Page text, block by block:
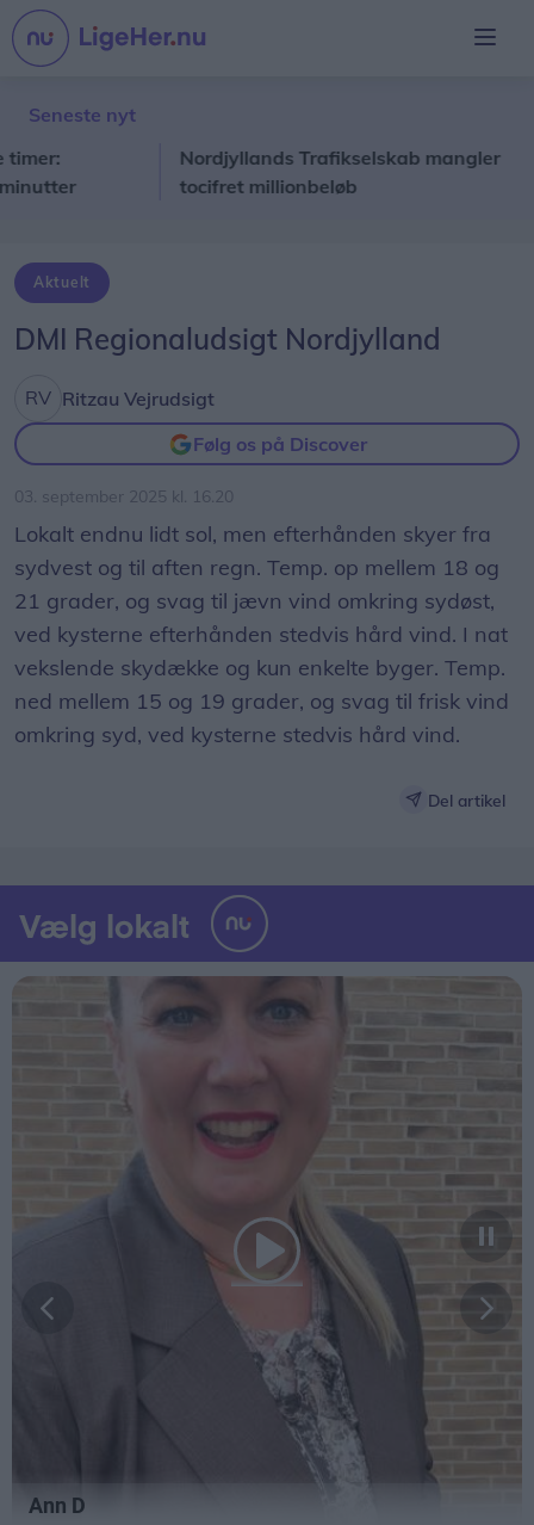
Seneste nyt
Nordjyllands Trafikselskab mangler
tocifret millionbeløb
Aktuelt
DMI Regionaludsigt Nordjylland
Ritzau Vejrudsigt
Følg os på Discover
03. september 2025 kl. 16.20
Lokalt endnu lidt sol, men efterhånden skyer fra
sydvest og til aften regn. Temp. op mellem 18 og
21 grader, og svag til jævn vind omkring sydøst,
ved kysterne efterhånden stedvis hård vind. I nat
vekslende skydække og kun enkelte byger. Temp.
ned mellem 15 og 19 grader, og svag til frisk vind
omkring syd, ved kysterne stedvis hård vind.
Del artikel